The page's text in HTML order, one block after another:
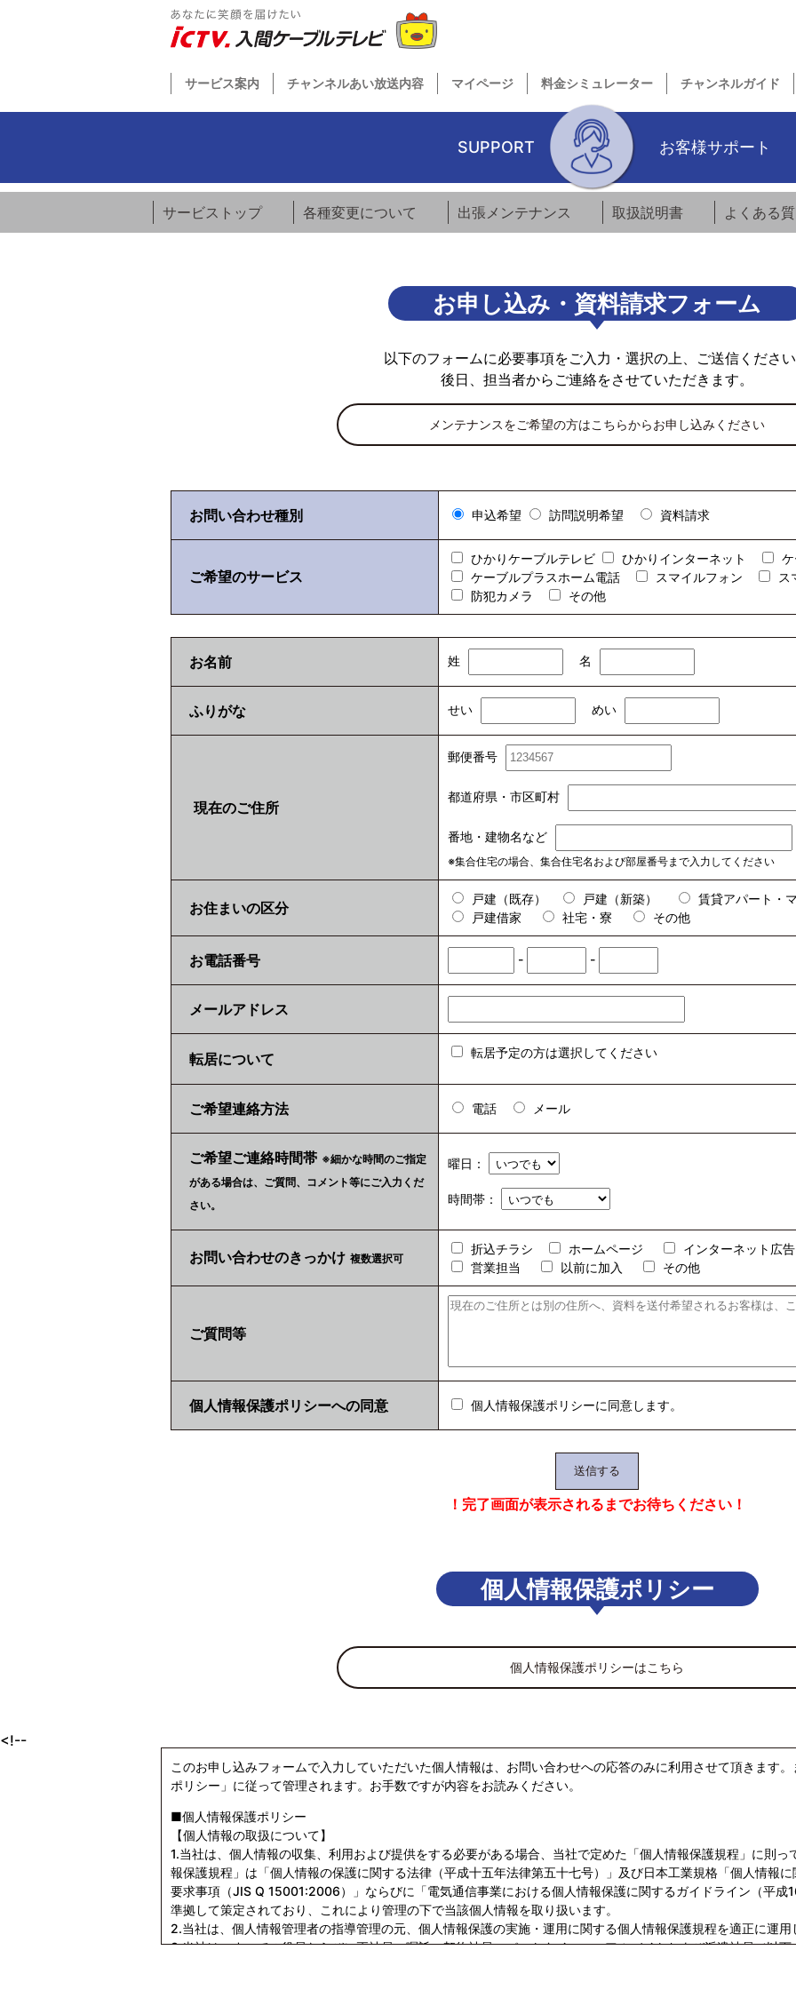
サービス案内 チャンネルあい放送内容 マイページ 料金シミュレーター チャンネルガイド
SUPPORT お客様サポート
サービストップ 各種変更について 出張メンテナンス 取扱説明書 よくある
お申し込み・資料請求フォーム
以下のフォームに必要事項をご入力・選択の上、ご送信ください
後日、担当者からご連絡をさせていただきます。
メンテナンスをご希望の方はこちらからお申し込みください
お問い合わせ種別 申込希望 訪問説明希望 資料請求
ご希望のサービス
ひかりケーブルテレビ ひかりインターネット
ケーブルプラスホーム電話
スマイルフォン ス
防犯カメラ
その他
お名前 姓 名
ふりがな せい めい
現在のご住所
郵便番号
都道府県・市区町村
番地・建物名など
※集合住宅の場合、集合住宅名および部屋番号まで入力してください
お住まいの区分
戸建（既存） 戸建（新築） 賃貸アパート・
戸建借家
社宅・寮 その他
お電話番号 - -
メールアドレス
転居について 転居予定の方は選択してください
ご希望連絡方法 電話 メール
ご希望ご連絡時間帯 ※細かな時間のご指定
がある場合は、ご質問、コメント等にご入力くだ
さい。
曜日：
時間帯：
お問い合わせのきっかけ 複数選択可
折込チラシ ホームページ インターネット広告
営業担当
以前に加入 その他
ご質問等
個人情報保護ポリシーへの同意 個人情報保護ポリシーに同意します。
！完了画面が表示されるまでお待ちください！
個人情報保護ポリシー
個人情報保護ポリシーはこちら
<!--
このお申し込みフォームで入力していただいた個人情報は、お問い合わせへの応答のみに利用させて頂きます
ポリシー」に従って管理されます。お手数ですが内容をお読みください。
■個人情報保護ポリシー
【個人情報の取扱について】
1.当社は、個人情報の収集、利用および提供をする必要がある場合、当社で定めた「個人情報保護規程」に則
報保護規程」は「個人情報の保護に関する法律（平成十五年法律第五十七号）」及び日本工業規格「個人情報
要求事項（JIS Q 15001:2006）」ならびに「電気通信事業における個人情報保護に関するガイドライン（平
準拠して策定されており、これにより管理の下で当該個人情報を取り扱います。
2.当社は、個人情報管理者の指導管理の元、個人情報保護の実施・運用に関する個人情報保護規程を適正に運用
3.当社は、すべての役員ならびに正社員、嘱託、契約社員、パートタイマー、アルバイトおよび派遣社員（以